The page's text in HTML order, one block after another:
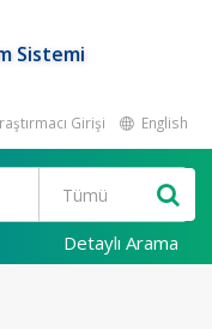
Sistemi
Girişi English
Detaylı Arama